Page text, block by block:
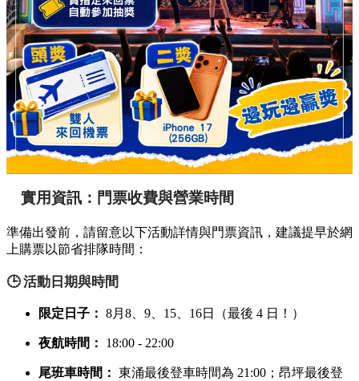
實用資訊：門票收費與營業時間
準備出發前，請留意以下活動詳情與門票資訊，建議提早於網
上購票以節省排隊時間：
🕒 活動日期與時間
限定日子： 8月8、9、15、16日（最後 4 日！）
夜航時間： 18:00 - 22:00
尾班車時間： 東涌最後登車時間為 21:00；昂坪最後登